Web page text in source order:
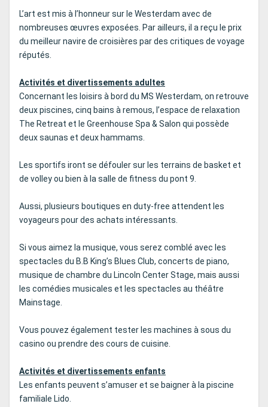
L’art est mis à l’honneur sur le Westerdam avec de
nombreuses œuvres exposées. Par ailleurs, il a reçu le prix
du meilleur navire de croisières par des critiques de voyage
réputés.
Activités et divertissements adultes
Concernant les loisirs à bord du MS Westerdam, on retrouve
deux piscines, cinq bains à remous, l’espace de relaxation
The Retreat et le Greenhouse Spa & Salon qui possède
deux saunas et deux hammams.
Les sportifs iront se défouler sur les terrains de basket et
de volley ou bien à la salle de fitness du pont 9.
Aussi, plusieurs boutiques en duty-free attendent les
voyageurs pour des achats intéressants.
Si vous aimez la musique, vous serez comblé avec les
spectacles du B.B King’s Blues Club, concerts de piano,
musique de chambre du Lincoln Center Stage, mais aussi
les comédies musicales et les spectacles au théâtre
Mainstage.
Vous pouvez également tester les machines à sous du
casino ou prendre des cours de cuisine.
Activités et divertissements enfants
Les enfants peuvent s’amuser et se baigner à la piscine
familiale Lido.